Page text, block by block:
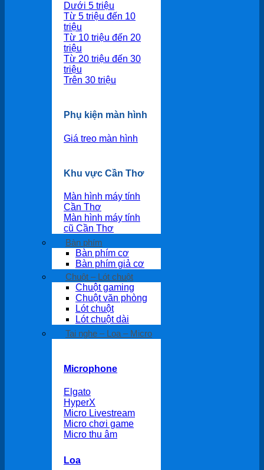
Dưới 5 triệu
Từ 5 triệu đến 10
triệu
Từ 10 triệu đến 20
triệu
Từ 20 triệu đến 30
triệu
Trên 30 triệu
Phụ kiện màn hình
Giá treo màn hình
Khu vực Cần Thơ
Màn hình máy tính
Cần Thơ
Màn hình máy tính
cũ Cần Thơ
Bàn phím
Bàn phím cơ
Bàn phím giả cơ
Chuột – Lót chuột
Chuột gaming
Chuột văn phòng
Lót chuột
Lót chuột dài
Tai nghe – Loa – Micro
Microphone
Elgato
HyperX
Micro Livestream
Micro chơi game
Micro thu âm
Loa